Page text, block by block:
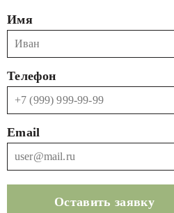
Имя
Телефон
Email